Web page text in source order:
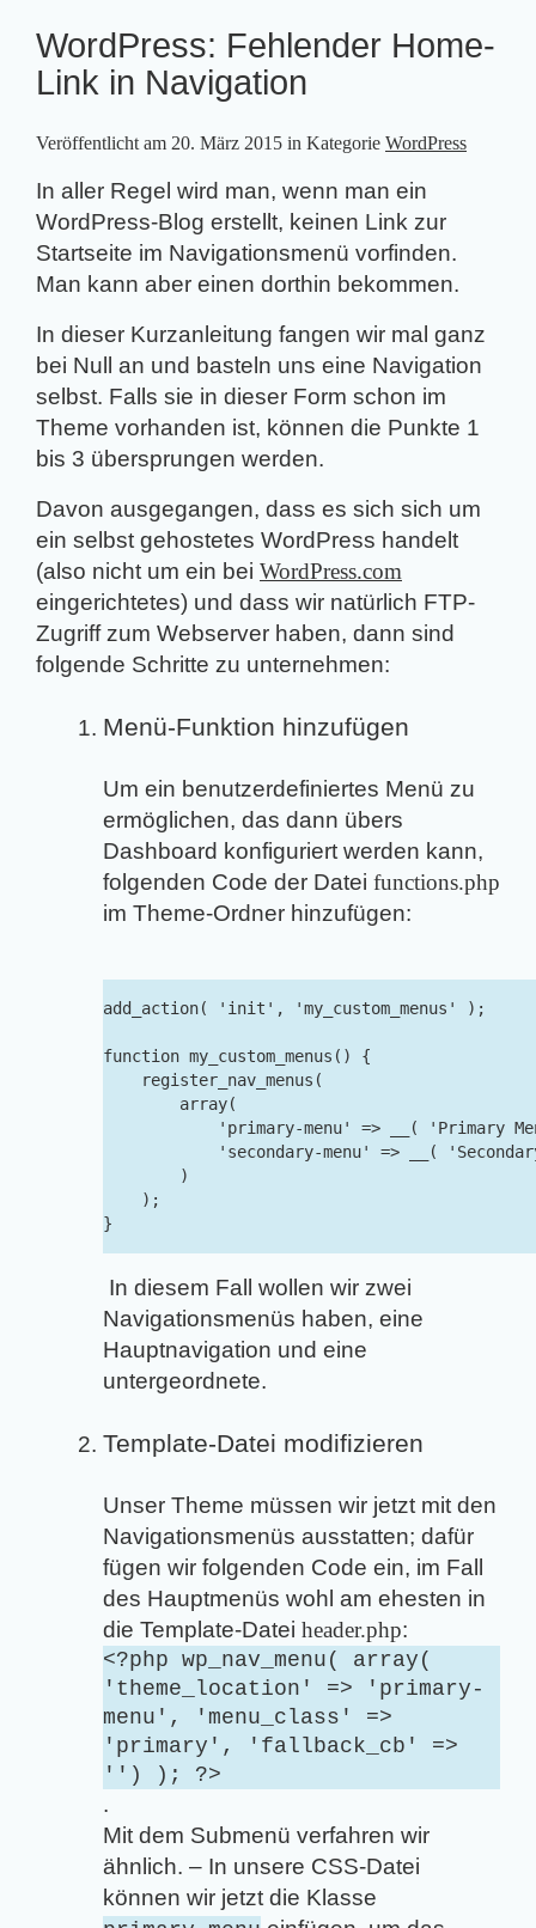
WordPress: Fehlender Home-
Link in Navigation
Veröffentlicht am 20. März 2015 in Kategorie WordPress
In aller Regel wird man, wenn man ein
WordPress-Blog erstellt, keinen Link zur
Startseite im Navigationsmenü vorfinden.
Man kann aber einen dorthin bekommen.
In dieser Kurzanleitung fangen wir mal ganz
bei Null an und basteln uns eine Navigation
selbst. Falls sie in dieser Form schon im
Theme vorhanden ist, können die Punkte 1
bis 3 übersprungen werden.
Davon ausgegangen, dass es sich sich um
ein selbst gehostetes WordPress handelt
(also nicht um ein bei WordPress.com
eingerichtetes) und dass wir natürlich FTP-
Zugriff zum Webserver haben, dann sind
folgende Schritte zu unternehmen:
Menü-Funktion hinzufügen
Um ein benutzerdefiniertes Menü zu
ermöglichen, das dann übers
Dashboard konfiguriert werden kann,
folgenden Code der Datei functions.php
im Theme-Ordner hinzufügen:
add_action( 'init', 'my_custom_menus' );
function my_custom_menus() {
    register_nav_menus(
        array(
'primary-menu' => __( 'Primary
'secondary-menu' => __(
        )
    );
}
In diesem Fall wollen wir zwei
Navigationsmenüs haben, eine
Hauptnavigation und eine
untergeordnete.
Template-Datei modifizieren
Unser Theme müssen wir jetzt mit den
Navigationsmenüs ausstatten; dafür
fügen wir folgenden Code ein, im Fall
des Hauptmenüs wohl am ehesten in
die Template-Datei header.php:
<?php wp_nav_menu( array(
'theme_location' => 'primary-
menu', 'menu_class' =>
'primary', 'fallback_cb' =>
'') ); ?>
.
Mit dem Submenü verfahren wir
ähnlich. – In unsere CSS-Datei
können wir jetzt die Klasse